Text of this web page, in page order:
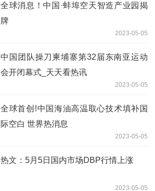
全球消息！中国·蚌埠空天智造产业园揭
牌
2023-05-05
中国团队操刀柬埔寨第32届东南亚运动
会开闭幕式_天天看热讯
2023-05-05
全球首创!中国海油高温取心技术填补国
际空白 世界热消息
2023-05-05
热文：5月5日国内市场DBP行情上涨
2023-05-05